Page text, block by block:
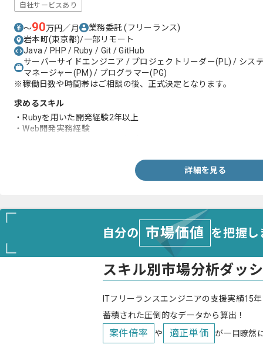
自社サービスあり
〜90万円／月 業務委託(フリーランス)
岩本町(東京都)/一部リモート
Java / PHP / Ruby / Git / GitHub
サーバーサイドエンジニア / プロジェクトリーダー(PL) / シス
マネージャー(PM) / プログラマー(PG)
※稼働日数や時間帯はご相談の後、正式決定となります。
求めるスキル
・Rubyを用いた開発経験2年以上
・Web開発実務経験
詳細を見る
自分の 市場価値 を把握
スキル別市場分析ダッ
ITフリーランスエンジニアの支援実績15
蓄積された圧倒的なデータから算出！
案件倍率 や 適正単価 が一目瞭然